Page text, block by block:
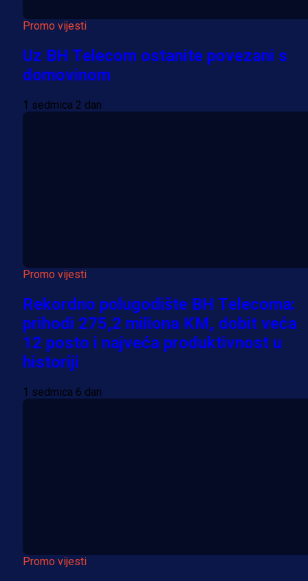
Promo vijesti
Uz BH Telecom ostanite povezani s
domovinom
1 sedmica 2 dan
Promo vijesti
Rekordno polugodište BH Telecoma:
prihodi 275,2 miliona KM, dobit veća
12 posto i najveća produktivnost u
historiji
1 sedmica 6 dan
Promo vijesti